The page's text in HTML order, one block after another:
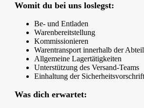
Womit du bei uns loslegst:
Be- und Entladen
Warenbereitstellung
Kommissionieren
Warentransport innerhalb der
Allgemeine Lagertätigkeiten
Unterstützung des Versand-Teams
Einhaltung der
Was dich erwartet: